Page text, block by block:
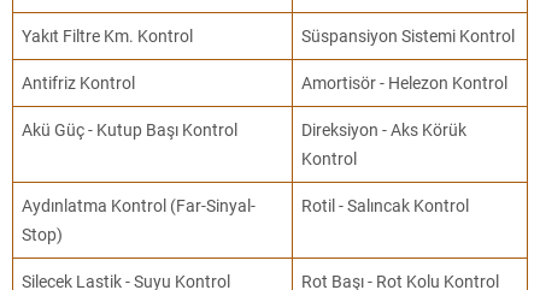
Yakıt Filtre Km. Kontrol Süspansiyon Sistemi Kontrol
Antifriz Kontrol Amortisör - Helezon Kontrol
Akü Güç - Kutup Başı Kontrol
Direksiyon - Aks Körük
Kontrol
Aydınlatma Kontrol (Far-Sinyal-
Stop)
Rotil - Salıncak Kontrol
Silecek Lastik - Suyu Kontrol Rot Başı - Rot Kolu Kontrol